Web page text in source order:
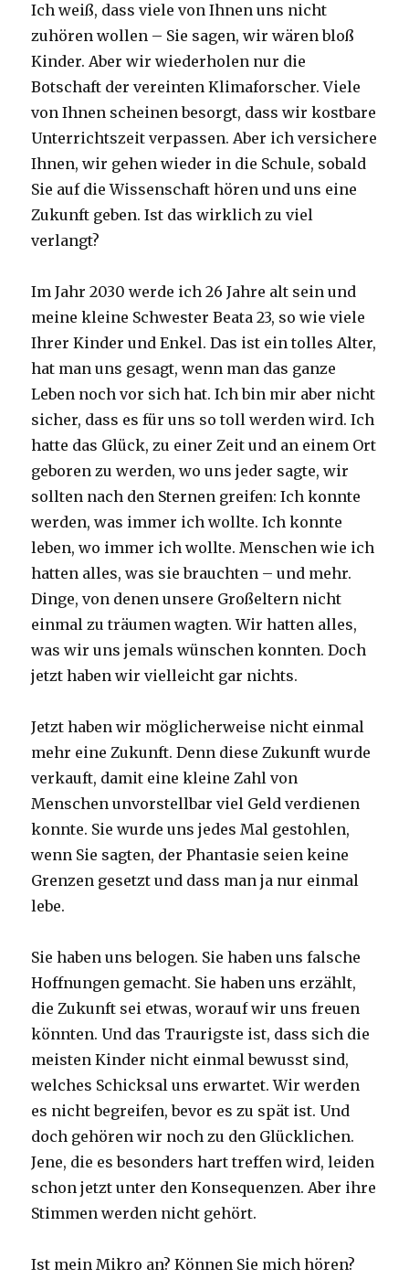
Ich weiß, dass viele von Ihnen uns nicht
zuhören wollen – Sie sagen, wir wären bloß
Kinder. Aber wir wiederholen nur die
Botschaft der vereinten Klimaforscher. Viele
von Ihnen scheinen besorgt, dass wir kostbare
Unterrichtszeit verpassen. Aber ich versichere
Ihnen, wir gehen wieder in die Schule, sobald
Sie auf die Wissenschaft hören und uns eine
Zukunft geben. Ist das wirklich zu viel
verlangt?
Im Jahr 2030 werde ich 26 Jahre alt sein und
meine kleine Schwester Beata 23, so wie viele
Ihrer Kinder und Enkel. Das ist ein tolles Alter,
hat man uns gesagt, wenn man das ganze
Leben noch vor sich hat. Ich bin mir aber nicht
sicher, dass es für uns so toll werden wird. Ich
hatte das Glück, zu einer Zeit und an einem Ort
geboren zu werden, wo uns jeder sagte, wir
sollten nach den Sternen greifen: Ich konnte
werden, was immer ich wollte. Ich konnte
leben, wo immer ich wollte. Menschen wie ich
hatten alles, was sie brauchten – und mehr.
Dinge, von denen unsere Großeltern nicht
einmal zu träumen wagten. Wir hatten alles,
was wir uns jemals wünschen konnten. Doch
jetzt haben wir vielleicht gar nichts.
Jetzt haben wir möglicherweise nicht einmal
mehr eine Zukunft. Denn diese Zukunft wurde
verkauft, damit eine kleine Zahl von
Menschen unvorstellbar viel Geld verdienen
konnte. Sie wurde uns jedes Mal gestohlen,
wenn Sie sagten, der Phantasie seien keine
Grenzen gesetzt und dass man ja nur einmal
lebe.
Sie haben uns belogen. Sie haben uns falsche
Hoffnungen gemacht. Sie haben uns erzählt,
die Zukunft sei etwas, worauf wir uns freuen
könnten. Und das Traurigste ist, dass sich die
meisten Kinder nicht einmal bewusst sind,
welches Schicksal uns erwartet. Wir werden
es nicht begreifen, bevor es zu spät ist. Und
doch gehören wir noch zu den Glücklichen.
Jene, die es besonders hart treffen wird, leiden
schon jetzt unter den Konsequenzen. Aber ihre
Stimmen werden nicht gehört.
Ist mein Mikro an? Können Sie mich hören?